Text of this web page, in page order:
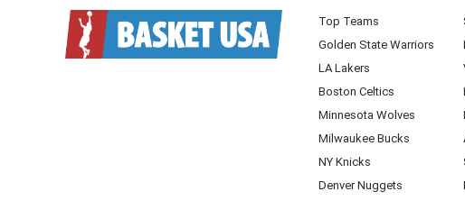
Top Teams
Golden State Warriors
LA Lakers
Boston Celtics
Minnesota Wolves
Milwaukee Bucks
NY Knicks
Denver Nuggets